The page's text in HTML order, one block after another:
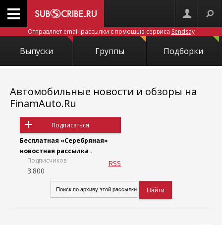
Отправляет email-рассылки с помощью сервиса Sendsay
Выпуски Группы Подборки
Автомобильные новости и обзоры на
FinamAuto.Ru
Подписаться
Бесплатная «Серебряная»
новостная рассылка .
Подписчиков
3.800
RSS